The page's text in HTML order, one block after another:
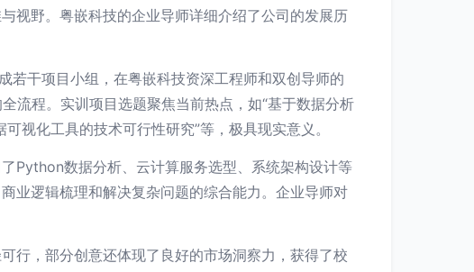
视野。粤嵌科技的企业导师详细介绍了公司的发展历
若干项目小组，在粤嵌科技资深工程师和双创导师的
流程。实训项目选题聚焦当前热点，如“基于数据分析
视化工具的技术可行性研究”等，极具现实意义。
Python数据分析、云计算服务选型、系统架构设计等
业逻辑梳理和解决复杂问题的综合能力。企业导师对
行，部分创意还体现了良好的市场洞察力，获得了校